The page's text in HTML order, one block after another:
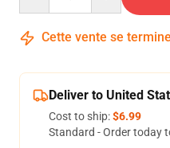
Cette vente se
Deliver to United
Cost to ship:$6.99
Standard - Order today